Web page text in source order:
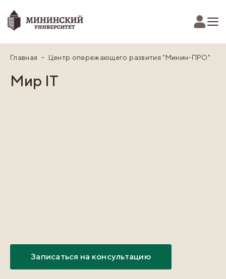
Главная Центр опережающего развития "Минин-ПРО"
Мир IT
Записаться на консультацию